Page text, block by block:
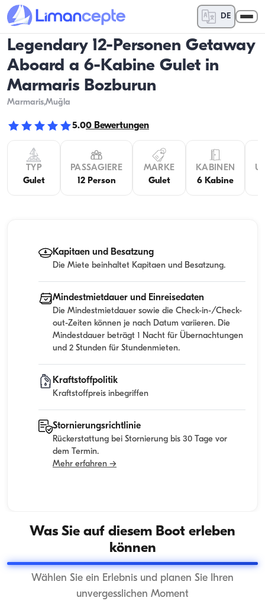
DE
Legendary 12-Personen Getaway
Aboard a 6-Kabine Gulet in
Marmaris Bozburun
Marmaris,Muğla
5.00 Bewertungen
TYP
Gulet
PASSAGIERE
12 Person
MARKE
Gulet
KABINEN
6 Kabine
Kapitaen und Besatzung
Die Miete beinhaltet Kapitaen und Besatzung.
Mindestmietdauer und Einreisedaten
Die Mindestmietdauer sowie die Check-in-/Check-
out-Zeiten können je nach Datum variieren. Die
Mindestdauer beträgt 1 Nacht für Übernachtungen
und 2 Stunden für Stundenmieten.
Kraftstoffpolitik
Kraftstoffpreis inbegriffen
Stornierungsrichtlinie
Rückerstattung bei Stornierung bis 30 Tage vor
dem Termin.
Mehr erfahren →
Was Sie auf diesem Boot erleben
können
Wählen Sie ein Erlebnis und planen Sie Ihren
unvergesslichen Moment